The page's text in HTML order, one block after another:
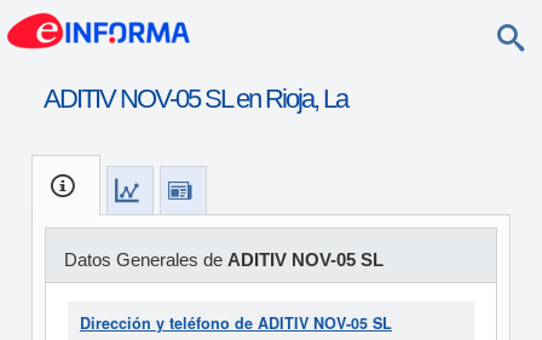
ADITIV NOV-05 SL en Rioja, La
Datos Generales de ADITIV NOV-05 SL
Dirección y teléfono de ADITIV NOV-05 SL